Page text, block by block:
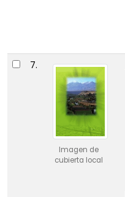
7.
Imagen de
cubierta local